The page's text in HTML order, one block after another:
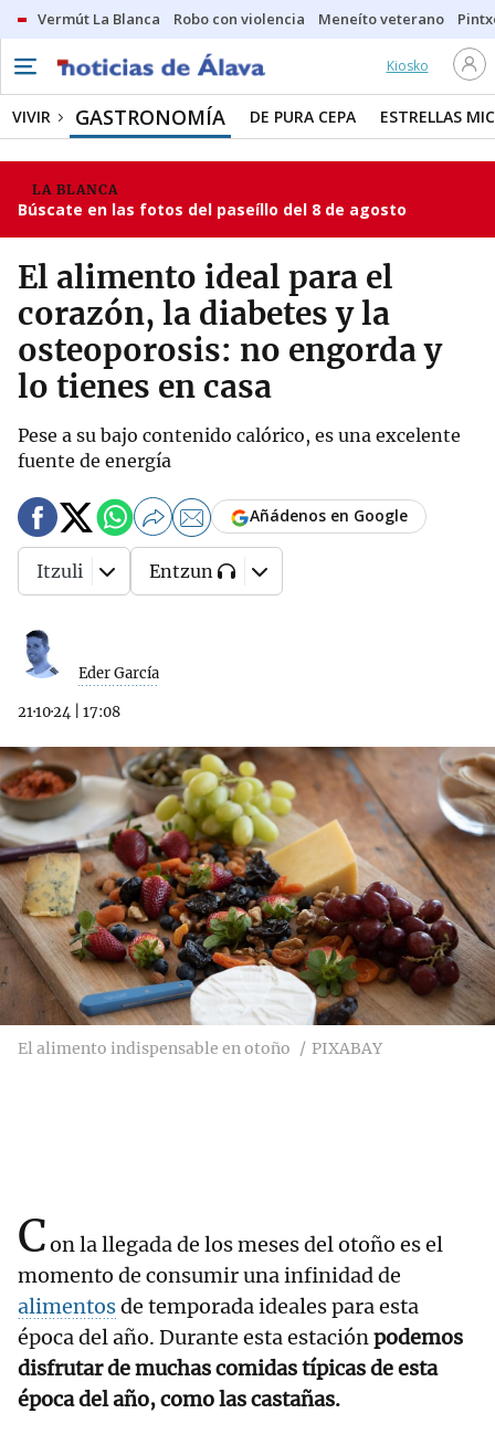
Vermút La Blanca Robo con violencia Meneíto veterano
Kiosko
VIVIR GASTRONOMÍA DE PURA CEPA ESTRELLAS
LA BLANCA
Búscate en las fotos del paseíllo del 8 de agosto
El alimento ideal para el
corazón, la diabetes y la
osteoporosis: no engorda y
lo tienes en casa
Pese a su bajo contenido calórico, es una excelente
fuente de energía
Eder García
21·10·24 17:08
Añádenos en Google
Itzuli Entzun
El alimento indispensable en otoño PIXABAY
Con la llegada de los meses del otoño es el
momento de consumir una infinidad de
alimentosde temporada ideales para esta
época del año. Durante esta estaciónpodemos
disfrutar de muchas comidas típicas de esta
época del año, como las castañas.